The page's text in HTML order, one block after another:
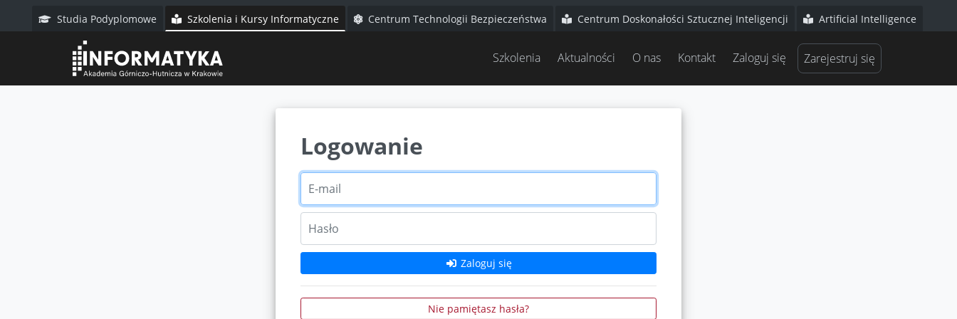
Studia Podyplomowe Szkolenia i Kursy Informatyczne Centrum Technologii Bezpieczeństwa Centrum Doskonałości Sztucznej Inteligencji Artificial Intelligence
Szkolenia Aktualności O nas Kontakt Zaloguj się Zarejestruj się
Logowanie
Zaloguj się
Nie pamiętasz hasła?